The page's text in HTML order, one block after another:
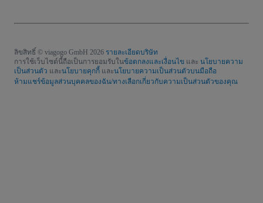
ลิขสิทธิ์ © viagogo GmbH 2026 รายละเอียดบริษัท
การใช้เว็บไซต์นี้ถือเป็นการยอมรับในข้อตกลงและเงื่อนไข และ นโยบายความ
เป็นส่วนตัว และนโยบายคุกกี้ และนโยบายความเป็นส่วนตัวบนมือถือ
ห้ามแชร์ข้อมูลส่วนบุคคลของฉัน/ทางเลือกเกี่ยวกับความเป็นส่วนตัวของคุณ